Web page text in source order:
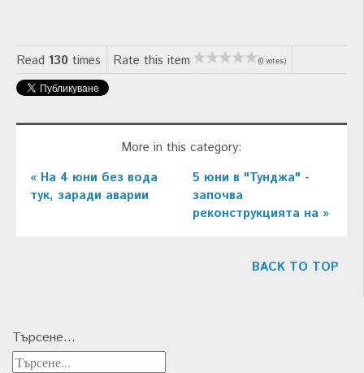
Read 130 times Rate this item (0 votes)
More in this category:
« На 4 юни без вода
тук, заради аварии
5 юни в "Тунджа" -
започва
реконструкцията на »
BACK TO TOP
Търсене...